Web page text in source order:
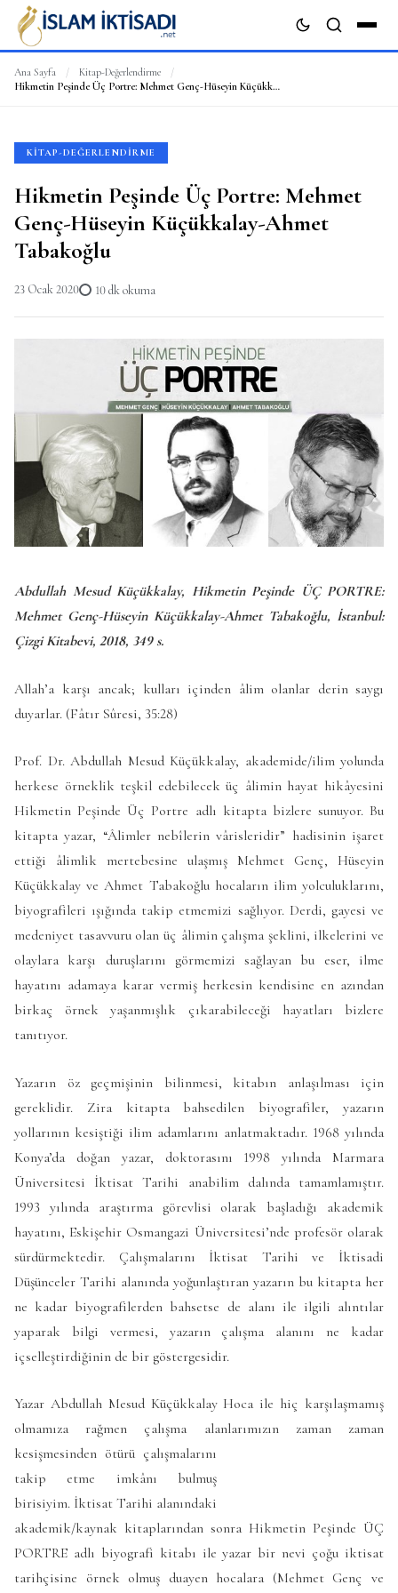
ARA
Ana Sayfa / Kitap-Değerlendirme
/
Hikmetin Peşinde Üç Portre: Mehmet Genç-Hüseyin Küçükkalay-Ahmet Tabakoğlu
KITAP-DEĞERLENDIRME
Hikmetin Peşinde Üç Portre: Mehmet
Genç-Hüseyin Küçükkalay-Ahmet
Tabakoğlu
23 Ocak 2020 10 dk okuma
Abdullah Mesud Küçükkalay, Hikmetin Peşinde ÜÇ PORTRE:
Mehmet Genç-Hüseyin Küçükkalay-Ahmet Tabakoğlu, İstanbul:
Çizgi Kitabevi, 2018, 349 s.
Allah’a karşı ancak; kulları içinden âlim olanlar derin saygı
duyarlar. (Fâtır Sûresi, 35:28)
Prof. Dr. Abdullah Mesud Küçükkalay, akademide/ilim yolunda
herkese örneklik teşkil edebilecek üç âlimin hayat hikâyesini
Hikmetin Peşinde Üç Portre adlı kitapta bizlere sunuyor. Bu
kitapta yazar, “Âlimler nebîlerin vârisleridir” hadisinin işaret
ettiği âlimlik mertebesine ulaşmış Mehmet Genç, Hüseyin
Küçükkalay ve Ahmet Tabakoğlu hocaların ilim yolculuklarını,
biyografileri ışığında takip etmemizi sağlıyor. Derdi, gayesi ve
medeniyet tasavvuru olan üç âlimin çalışma şeklini, ilkelerini ve
olaylara karşı duruşlarını görmemizi sağlayan bu eser, ilme
hayatını adamaya karar vermiş herkesin kendisine en azından
birkaç örnek yaşanmışlık çıkarabileceği hayatları bizlere
tanıtıyor.
Yazarın öz geçmişinin bilinmesi, kitabın anlaşılması için
gereklidir. Zira kitapta bahsedilen biyografiler, yazarın
yollarının kesiştiği ilim adamlarını anlatmaktadır. 1968 yılında
Konya’da doğan yazar, doktorasını 1998 yılında Marmara
Üniversitesi İktisat Tarihi anabilim dalında tamamlamıştır.
1993 yılında araştırma görevlisi olarak başladığı akademik
hayatını, Eskişehir Osmangazi Üniversitesi’nde profesör olarak
sürdürmektedir. Çalışmalarını İktisat Tarihi ve İktisadi
Düşünceler Tarihi alanında yoğunlaştıran yazarın bu kitapta her
ne kadar biyografilerden bahsetse de alanı ile ilgili alıntılar
yaparak bilgi vermesi, yazarın çalışma alanını ne kadar
içselleştirdiğinin de bir göstergesidir.
Yazar Abdullah Mesud Küçükkalay Hoca ile hiç karşılaşmamış
olmamıza rağmen çalışma alanlarımızın zaman zaman
kesişmesinden ötürü çalışmalarını
takip etme imkânı bulmuş
birisiyim. İktisat Tarihi alanındaki
akademik/kaynak kitaplarından sonra Hikmetin Peşinde ÜÇ
PORTRE adlı biyografi kitabı ile yazar bir nevi çoğu iktisat
tarihçisine örnek olmuş duayen hocalara (Mehmet Genç ve